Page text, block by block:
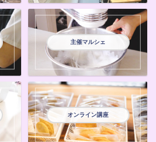
主催マルシェ
オンライン講座